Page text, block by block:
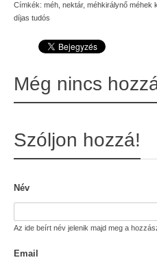
Címkék: méh nektár, méhkirálynő méhek
díjas tudós
Még nincs
Szóljon hozzá!
Név
Az ide beírt név jelenik majd meg a
Email